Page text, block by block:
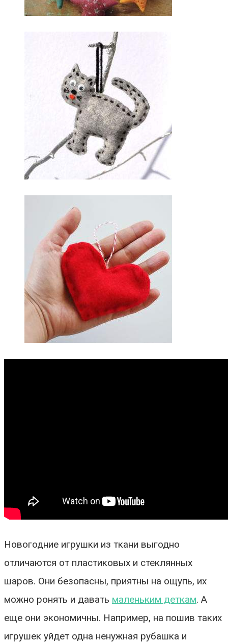
Новогодние игрушки из ткани выгодно
отличаются от пластиковых и стеклянных
шаров. Они безопасны, приятны на ощупь, их
можно ронять и давать маленьким деткам. А
еще они экономичны. Например, на пошив таких
игрушек уйдет одна ненужная рубашка и